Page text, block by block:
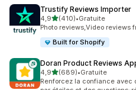
Trustify Reviews Importer
4,9étoile(s) sur 5
(410)
410 avis au total
•Gratuite
Photo reviews,Video reviews
Built for Shopify
Doran Product Reviews
4,9étoile(s) sur 5
(689)
689 avis au total
•Gratuite
Renforcez la confiance avec